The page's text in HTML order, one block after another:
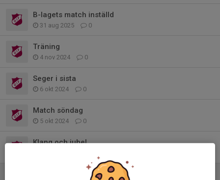
B-lagets match inställd
31 aug 2025 0
Träning
4 nov 2024 0
Seger i sista
6 okt 2024 0
Match söndag
5 okt 2024 0
Klang och jubel